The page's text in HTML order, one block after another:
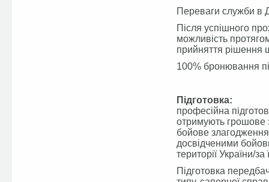
Переваги служби
Після успішного
можливість
прийняття
100% бронювання
Підготовка:
професійна
отримують грошове
бойове злагодження
досвідченими
території України/
Підготовка